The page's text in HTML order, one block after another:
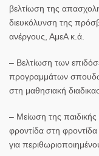
βελτίωση της
διευκόλυνση της
ανέργους, ΑμεΑ κ.ά.
– Βελτίωση των
προγραμμάτων
στη μαθησιακή
– Μείωση της
φροντίδα στη φροντίδα
για